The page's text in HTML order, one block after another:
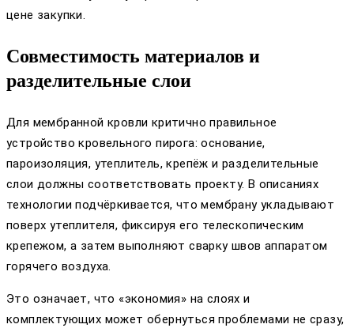
цене закупки.
Совместимость материалов и
разделительные слои
Для мембранной кровли критично правильное
устройство кровельного пирога: основание,
пароизоляция, утеплитель, крепёж и разделительные
слои должны соответствовать проекту. В описаниях
технологии подчёркивается, что мембрану укладывают
поверх утеплителя, фиксируя его телескопическим
крепежом, а затем выполняют сварку швов аппаратом
горячего воздуха.
Это означает, что «экономия» на слоях и
комплектующих может обернуться проблемами не сразу,